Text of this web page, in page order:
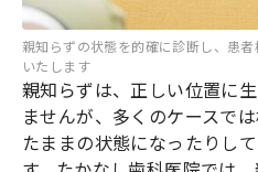
親知らずの状態を的確に診断し、患
いたします
親知らずは、正しい位置に
ませんが、多くのケースで
たままの状態になったりし